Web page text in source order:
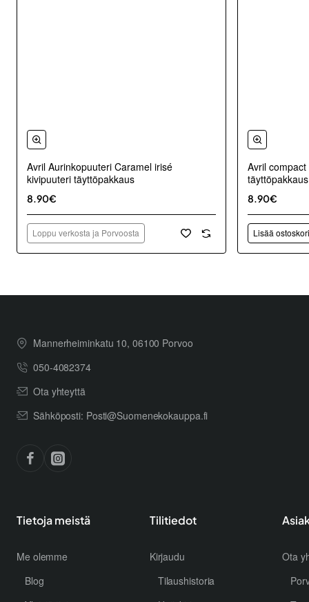
Avril Aurinkopuuteri Caramel irisé
kivipuuteri täyttöpakkaus
8.90€
Loppu verkosta ja Porvoosta
Avril
täyttöpakkaus
8.90€
Lisää
Mannerheiminkatu 10, 06100 Porvoo
050-4082374
Ota yhteyttä
Sähköposti: Posti@Suomenekokauppa.fi
Tietoja meistä
Me olemme
Blog
Tilitiedot
Kirjaudu
Tilaushistoria
Ota